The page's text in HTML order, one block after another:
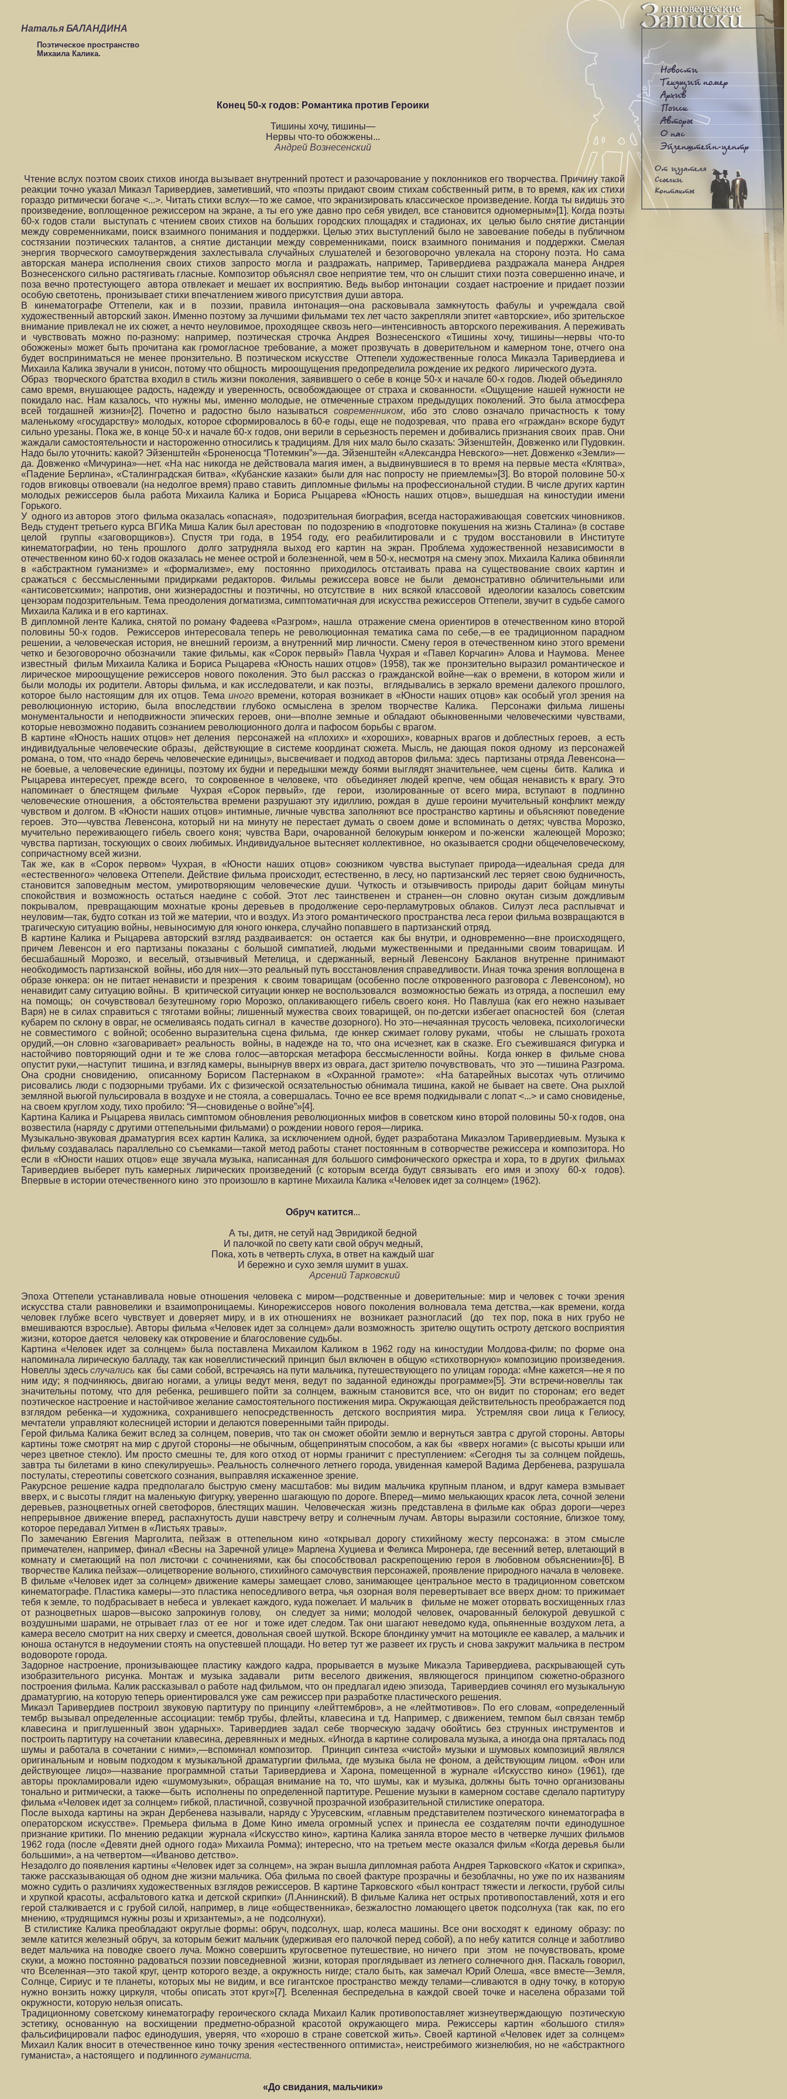
Наталья БАЛАНДИНА
Поэтическое пространство
Михаила Калика.
Конец 50-х годов: Романтика против Героики
Тишины хочу, тишины—
Нервы что-то обожжены...
Андрей Вознесенский
Чтение вслух поэтом своих стихов иногда вызывает внутренний протест и разочарование у поклонников его творчества. Причину такой
реакции точно указал Микаэл Таривердиев, заметивший, что «поэты придают своим стихам собственный ритм, в то время, как их стихи
гораздо ритмически богаче <...>. Читать стихи вслух—то же самое, что экранизировать классическое произведение. Когда ты видишь это
произведение, воплощенное режиссером на экране, а ты его уже давно про себя увидел, все становится одномерным»[1]. Когда поэты
60-х годов стали выступать с чтением своих стихов на больших городских площадях и стадионах, их целью было снятие дистанции
между современниками, поиск взаимного понимания и поддержки. Целью этих выступлений было не завоевание победы в публичном
состязании поэтических талантов, а снятие дистанции между современниками, поиск взаимного понимания и поддержки. Смелая
энергия творческого самоутверждения захлестывала случайных слушателей и безоговорочно увлекала на сторону поэта. Но сама
авторская манера исполнения своих стихов запросто могла и раздражать, например, Таривердиева раздражала манера Андрея
Вознесенского сильно растягивать гласные. Композитор объяснял свое неприятие тем, что он слышит стихи поэта совершенно иначе, и
поза вечно протестующего автора отвлекает и мешает их восприятию. Ведь выбор интонации создает настроение и придает поэзии
особую светотень, пронизывает стихи впечатлением живого присутствия души автора.
В кинематографе Оттепели, как и в поэзии, правила интонация—она расковывала замкнутость фабулы и учреждала свой
художественный авторский закон. Именно поэтому за лучшими фильмами тех лет часто закрепляли эпитет «авторские», ибо зрительское
внимание привлекал не их сюжет, а нечто неуловимое, проходящее сквозь него—интенсивность авторского переживания. А переживать
и чувствовать можно по-разному: например, поэтическая строчка Андрея Вознесенского «Тишины хочу, тишины—нервы что-то
обожжены» может быть прочитана как громогласное требование, а может прозвучать в доверительном и камерном тоне, отчего она
будет восприниматься не менее пронзительно. В поэтическом искусстве Оттепели художественные голоса Микаэла Таривердиева и
Михаила Калика звучали в унисон, потому что общность мироощущения предопределила рождение их редкого лирического дуэта.
Образ творческого братства входил в стиль жизни поколения, заявившего о себе в конце 50-х и начале 60-х годов. Людей объединяло
само время, внушающее радость, надежду и уверенность, освобождающее от страха и скованности. «Ощущение нашей нужности не
покидало нас. Нам казалось, что нужны мы, именно молодые, не отмеченные страхом предыдущих поколений. Это была атмосфера
всей тогдашней жизни»[2]. Почетно и радостно было называться современником, ибо это слово означало причастность к тому
маленькому «государству» молодых, которое сформировалось в 60-е годы, еще не подозревая, что права его «граждан» вскоре будут
сильно урезаны. Пока же, в конце 50-х и начале 60-х годов, они верили в серьезность перемен и добивались признания своих прав. Они
жаждали самостоятельности и настороженно относились к традициям. Для них мало было сказать: Эйзенштейн, Довженко или Пудовкин.
Надо было уточнить: какой? Эйзенштейн «Броненосца “Потемкин”»—да. Эйзенштейн «Александра Невского»—нет. Довженко «Земли»—
да. Довженко «Мичурина»—нет. «На нас никогда не действовала магия имен, а выдвинувшиеся в то время на первые места «Клятва»,
«Падение Берлина», «Сталинградская битва», «Кубанские казаки» были для нас попросту не приемлемы»[3]. Во второй половине 50-х
годов вгиковцы отвоевали (на недолгое время) право ставить дипломные фильмы на профессиональной студии. В числе других картин
молодых режиссеров была работа Михаила Калика и Бориса Рыцарева «Юность наших отцов», вышедшая на киностудии имени
Горького.
У одного из авторов этого фильма оказалась «опасная», подозрительная биография, всегда настораживающая советских чиновников.
Ведь студент третьего курса ВГИКа Миша Калик был арестован по подозрению в «подготовке покушения на жизнь Сталина» (в составе
целой группы «заговорщиков»). Спустя три года, в 1954 году, его реабилитировали и с трудом восстановили в Институте
кинематографии, но тень прошлого долго затрудняла выход его картин на экран. Проблема художественной независимости в
отечественном кино 60-х годов оказалась не менее острой и болезненной, чем в 50-х, несмотря на смену эпох. Михаила Калика обвиняли
в «абстрактном гуманизме» и «формализме», ему постоянно приходилось отстаивать права на существование своих картин и
сражаться с бессмысленными придирками редакторов. Фильмы режиссера вовсе не были демонстративно обличительными или
«антисоветскими»; напротив, они жизнерадостны и поэтичны, но отсутствие в них всякой классовой идеологии казалось советским
цензорам подозрительным. Тема преодоления догматизма, симптоматичная для искусства режиссеров Оттепели, звучит в судьбе самого
Михаила Калика и в его картинах.
В дипломной ленте Калика, снятой по роману Фадеева «Разгром», нашла отражение смена ориентиров в отечественном кино второй
половины 50-х годов. Режиссеров интересовала теперь не революционная тематика сама по себе,—в ее традиционном парадном
решении, а человеческая история, не внешний героизм, а внутренний мир личности. Смену героя в отечественном кино этого времени
четко и безоговорочно обозначили такие фильмы, как «Сорок первый» Павла Чухрая и «Павел Корчагин» Алова и Наумова. Менее
известный фильм Михаила Калика и Бориса Рыцарева «Юность наших отцов» (1958), так же пронзительно выразил романтическое и
лирическое мироощущение режиссеров нового поколения. Это был рассказ о гражданской войне—как о времени, в котором жили и
были молоды их родители. Авторы фильма, и как исследователи, и как поэты, вглядывались в зеркало времени далекого прошлого,
которое было настоящим для их отцов. Темаиного времени, которая возникает в «Юности наших отцов» как особый угол зрения на
революционную историю, была впоследствии глубоко осмыслена в зрелом творчестве Калика. Персонажи фильма лишены
монументальности и неподвижности эпических героев, они—вполне земные и обладают обыкновенными человеческими чувствами,
которые невозможно подавить сознанием революционного долга и пафосом борьбы с врагом.
В картине «Юность наших отцов» нет деления персонажей на «плохих» и «хороших», коварных врагов и доблестных героев, а есть
индивидуальные человеческие образы, действующие в системе координат сюжета. Мысль, не дающая покоя одному из персонажей
романа, о том, что «надо беречь человеческие единицы», высвечивает и подход авторов фильма: здесь партизаны отряда Левенсона—
не боевые, а человеческие единицы, поэтому их будни и передышки между боями выглядят значительнее, чем сцены битв. Калика и
Рыцарева интересует, прежде всего, то сокровенное в человеке, что объединяет людей крепче, чем общая ненависть к врагу. Это
напоминает о блестящем фильме Чухрая «Сорок первый», где герои, изолированные от всего мира, вступают в подлинно
человеческие отношения, а обстоятельства времени разрушают эту идиллию, рождая в душе героини мучительный конфликт между
чувством и долгом. В «Юности наших отцов» интимные, личные чувства заполняют все пространство картины и объясняют поведение
героев. Это—чувства Левенсона, который ни на минуту не перестает думать о своем доме и вспоминать о детях; чувства Морозко,
мучительно переживающего гибель своего коня; чувства Вари, очарованной белокурым юнкером и по-женски жалеющей Морозко;
чувства партизан, тоскующих о своих любимых. Индивидуальное вытесняет коллективное, но оказывается сродни общечеловеческому,
сопричастному всей жизни.
Так же, как в «Сорок первом» Чухрая, в «Юности наших отцов» союзником чувства выступает природа—идеальная среда для
«естественного» человека Оттепели. Действие фильма происходит, естественно, в лесу, но партизанский лес теряет свою будничность,
становится заповедным местом, умиротворяющим человеческие души. Чуткость и отзывчивость природы дарит бойцам минуты
спокойствия и возможность остаться наедине с собой. Этот лес таинственен и странен—он словно окутан сизым дождливым
покрывалом, превращающим мохнатые кроны деревьев в продолжение серо-перламутровых облаков. Силуэт леса расплывчат и
неуловим—так, будто соткан из той же материи, что и воздух. Из этого романтического пространства леса герои фильма возвращаются в
трагическую ситуацию войны, невыносимую для юного юнкера, случайно попавшего в партизанский отряд.
В картине Калика и Рыцарева авторский взгляд раздваивается: он остается как бы внутри, и одновременно—вне происходящего,
причем Левенсон и его партизаны показаны с большой симпатией, людьми мужественными и преданными своим товарищам. И
бесшабашный Морозко, и веселый, отзывчивый Метелица, и сдержанный, верный Левенсону Бакланов внутренне принимают
необходимость партизанской войны, ибо для них—это реальный путь восстановления справедливости. Иная точка зрения воплощена в
образе юнкера: он не питает ненависти и презрения к своим товарищам (особенно после откровенного разговора с Левенсоном), но
ненавидит саму ситуацию войны. В критической ситуации юнкер не воспользовался возможностью бежать из отряда, а поспешил ему
на помощь; он сочувствовал безутешному горю Морозко, оплакивающего гибель своего коня. Но Павлуша (как его нежно называет
Варя) не в силах справиться с тяготами войны; лишенный мужества своих товарищей, он по-детски избегает опасностей боя (слетая
кубарем по склону в овраг, не осмеливаясь подать сигнал в качестве дозорного). Но это—нечаянная трусость человека, психологически
не совместимого с войной; особенно выразительна сцена фильма, где юнкер сжимает голову руками, чтобы не слышать грохота
орудий,—он словно «заговаривает» реальность войны, в надежде на то, что она исчезнет, как в сказке. Его съежившаяся фигурка и
настойчиво повторяющий одни и те же слова голос—авторская метафора бессмысленности войны. Когда юнкер в фильме снова
опустит руки,—наступит тишина, и взгляд камеры, вынырнув вверх из оврага, даст зрителю почувствовать, что это —тишина Разгрома.
Она сродни сновидению, описанному Борисом Пастернаком в «Охранной грамоте»: «На батарейных высотах чуть отличимо
рисовались люди с подзорными трубами. Их с физической осязательностью обнимала тишина, какой не бывает на свете. Она рыхлой
земляной вьюгой пульсировала в воздухе и не стояла, а совершалась. Точно ее все время подкидывали с лопат <...> и само сновиденье,
на своем круглом ходу, тихо пробило: “Я—сновиденье о войне”»[4].
Картина Калика и Рыцарева явилась симптомом обновления революционных мифов в советском кино второй половины 50-х годов, она
возвестила (наряду с другими оттепельными фильмами) о рождении нового героя—лирика.
Музыкально-звуковая драматургия всех картин Калика, за исключением одной, будет разработана Микаэлом Таривердиевым. Музыка к
фильму создавалась параллельно со съемками—такой метод работы станет постоянным в сотворчестве режиссера и композитора. Но
если в «Юности наших отцов» еще звучала музыка, написанная для большого симфонического оркестра и хора, то в других фильмах
Таривердиев выберет путь камерных лирических произведений (с которым всегда будут связывать его имя и эпоху 60-х годов).
Впервые в истории отечественного кино это произошло в картине Михаила Калика «Человек идет за солнцем» (1962).
Обруч катится...
А ты, дитя, не сетуй над Эвридикой бедной
И палочкой по свету кати свой обруч медный,
Пока, хоть в четверть слуха, в ответ на каждый шаг
И бережно и сухо земля шумит в ушах.
Арсений Тарковский
Эпоха Оттепели устанавливала новые отношения человека с миром—родственные и доверительные: мир и человек с точки зрения
искусства стали равновелики и взаимопроницаемы. Кинорежиссеров нового поколения волновала тема детства,—как времени, когда
человек глубже всего чувствует и доверяет миру, и в их отношениях не возникает разногласий (до тех пор, пока в них грубо не
вмешиваются взрослые). Авторы фильма «Человек идет за солнцем» дали возможность зрителю ощутить остроту детского восприятия
жизни, которое дается человеку как откровение и благословение судьбы.
Картина «Человек идет за солнцем» была поставлена Михаилом Каликом в 1962 году на киностудии Молдова-филм; по форме она
напоминала лирическую балладу, так как новеллистический принцип был включен в общую «стихотворную» композицию произведения.
Новеллы здесьслучались как бы сами собой, встречаясь на пути мальчика, путешествующего по улицам города: «Мне кажется—не я по
ним иду; я подчиняюсь, двигаю ногами, а улицы ведут меня, ведут по заданной единожды программе»[5]. Эти встречи-новеллы так
значительны потому, что для ребенка, решившего пойти за солнцем, важным становится все, что он видит по сторонам; его ведет
поэтическое настроение и настойчивое желание самостоятельного постижения мира. Окружающая действительность преображается под
взглядом ребенка—и художника, сохранившего непосредственность детского восприятия мира. Устремляя свои лица к Гелиосу,
мечтатели управляют колесницей истории и делаются поверенными тайн природы.
Герой фильма Калика бежит вслед за солнцем, поверив, что так он сможет обойти землю и вернуться завтра с другой стороны. Авторы
картины тоже смотрят на мир с другой стороны—не обычным, общепринятым способом, а как бы «вверх ногами» (с высоты крыши или
через цветное стекло). Им просто смешны те, для кого отход от нормы граничит с преступлением: «Сегодня ты за солнцем пойдешь,
завтра ты билетами в кино спекулируешь». Реальность солнечного летнего города, увиденная камерой Вадима Дербенева, разрушала
постулаты, стереотипы советского сознания, выправляя искаженное зрение.
Ракурсное решение кадра предполагало быструю смену масштабов: мы видим мальчика крупным планом, и вдруг камера взмывает
вверх, и с высоты глядит на маленькую фигурку, уверенно шагающую по дороге. Вперед—мимо мелькающих красок лета, сочной зелени
деревьев, разноцветных огней светофоров, блестящих машин. Человеческая жизнь представлена в фильме как образ дороги—через
непрерывное движение вперед, распахнутость души навстречу ветру и солнечным лучам. Авторы выразили состояние, близкое тому,
которое передавал Уитмен в «Листьях травы».
По замечанию Евгения Марголита, пейзаж в оттепельном кино «открывал дорогу стихийному жесту персонажа: в этом смысле
примечателен, например, финал «Весны на Заречной улице» Марлена Хуциева и Феликса Миронера, где весенний ветер, влетающий в
комнату и сметающий на пол листочки с сочинениями, как бы способствовал раскрепощению героя в любовном объяснении»[6]. В
творчестве Калика пейзаж—олицетворение вольного, стихийного самочувствия персонажей, проявление природного начала в человеке.
В фильме «Человек идет за солнцем» движение камеры замещает слово, занимающее центральное место в традиционном советском
кинематографе. Пластика камеры—это пластика непоседливого ветра, чья озорная воля перевертывает все вверх дном: то прижимает
тебя к земле, то подбрасывает в небеса и увлекает каждого, куда пожелает. И мальчик в фильме не может оторвать восхищенных глаз
от разноцветных шаров—высоко запрокинув голову, он следует за ними; молодой человек, очарованный белокурой девушкой с
воздушными шарами, не отрывает глаз от ее ног и тоже идет следом. Так они шагают неведомо куда, опьяненные воздухом лета, а
камера весело смотрит на них сверху и смеется, довольная своей шуткой. Вскоре блондинку умчит на мотоцикле ее кавалер, а мальчик и
юноша останутся в недоумении стоять на опустевшей площади. Но ветер тут же развеет их грусть и снова закружит мальчика в пестром
водовороте города.
Задорное настроение, пронизывающее пластику каждого кадра, прорывается в музыке Микаэла Таривердиева, раскрывающей суть
изобразительного рисунка. Монтаж и музыка задавали ритм веселого движения, являющегося принципом сюжетно-образного
построения фильма. Калик рассказывал о работе над фильмом, что он предлагал идею эпизода, Таривердиев сочинял его музыкальную
драматургию, на которую теперь ориентировался уже сам режиссер при разработке пластического решения.
Микаэл Таривердиев построил звуковую партитуру по принципу «лейттембров», а не «лейтмотивов». По его словам, «определенный
тембр вызывал определенные ассоциации: тембр трубы, флейты, клавесина и т.д. Например, с движением, темпом был связан тембр
клавесина и приглушенный звон ударных». Таривердиев задал себе творческую задачу обойтись без струнных инструментов и
построить партитуру на сочетании клавесина, деревянных и медных. «Иногда в картине солировала музыка, а иногда она пряталась под
шумы и работала в сочетании с ними»,—вспоминал композитор. Принцип синтеза «чистой» музыки и шумовых композиций являлся
оригинальным и новым подходом к музыкальной драматургии фильма, где музыка была не фоном, а действующим лицом. «Фон или
действующее лицо»—название программной статьи Таривердиева и Харона, помещенной в журнале «Искусство кино» (1961), где
авторы прокламировали идею «шумомузыки», обращая внимание на то, что шумы, как и музыка, должны быть точно организованы
тонально и ритмически, а также—быть исполнены по определенной партитуре. Решение музыки в камерном составе сделало партитуру
фильма «Человек идет за солнцем» гибкой, пластичной, созвучной прозрачной изобразительной стилистике оператора.
После выхода картины на экран Дербенева называли, наряду с Урусевским, «главным представителем поэтического кинематографа в
операторском искусстве». Премьера фильма в Доме Кино имела огромный успех и принесла ее создателям почти единодушное
признание критики. По мнению редакции журнала «Искусство кино», картина Калика заняла второе место в четверке лучших фильмов
1962 года (после «Девяти дней одного года» Михаила Ромма); интересно, что на третьем месте оказался фильм «Когда деревья были
большими», а на четвертом—«Иваново детство».
Незадолго до появления картины «Человек идет за солнцем», на экран вышла дипломная работа Андрея Тарковского «Каток и скрипка»,
также рассказывающая об одном дне жизни мальчика. Оба фильма по своей фактуре прозрачны и безоблачны, но уже по их названиям
можно судить о различиях художественных взглядов режиссеров. В картине Тарковского «был контраст тяжести и легкости, грубой силы
и хрупкой красоты, асфальтового катка и детской скрипки» (Л.Аннинский). В фильме Калика нет острых противопоставлений, хотя и его
герой сталкивается и с грубой силой, например, в лице «общественника», безжалостно ломающего цветок подсолнуха (так как, по его
мнению, «трудящимся нужны розы и хризантемы», а не подсолнухи).
В стилистике Калика преобладают округлые формы: обруч, подсолнух, шар, колеса машины. Все они восходят к единому образу: по
земле катится железный обруч, за которым бежит мальчик (удерживая его палочкой перед собой), а по небу катится солнце и заботливо
ведет мальчика на поводке своего луча. Можно совершить кругосветное путешествие, но ничего при этом не почувствовать, кроме
скуки, а можно постоянно радоваться поэзии повседневной жизни, которая проглядывает из летнего солнечного дня. Паскаль говорил,
что Вселенная—это такой круг, центр которого везде, а окружность нигде; стало быть, как замечал Юрий Олеша, «все вместе—Земля,
Солнце, Сириус и те планеты, которых мы не видим, и все гигантское пространство между телами—сливаются в одну точку, в которую
нужно вонзить ножку циркуля, чтобы описать этот круг»[7]. Вселенная беспредельна в каждой своей точке и населена образами той
окружности, которую нельзя описать.
Традиционному советскому кинематографу героического склада Михаил Калик противопоставляет жизнеутверждающую поэтическую
эстетику, основанную на восхищении предметно-образной красотой окружающего мира. Режиссеры картин «большого стиля»
фальсифицировали пафос единодушия, уверяя, что «хорошо в стране советской жить». Своей картиной «Человек идет за солнцем»
Михаил Калик вносит в отечественное кино точку зрения «естественного оптимиста», неистребимого жизнелюбия, но не «абстрактного
гуманиста», а настоящего и подлинного гуманиста.
«До свидания, мальчики»